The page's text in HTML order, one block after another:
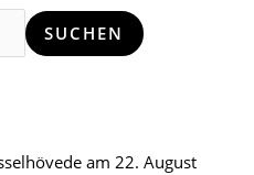
SUCHEN
am 22. August